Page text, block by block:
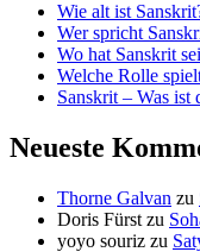
Wie alt ist
Wer spricht
Wo hat Sanskrit
Welche Rolle
Sanskrit – Was
Neueste
Thorne Galvan zu
Doris Fürst zu
yoyo souriz zu